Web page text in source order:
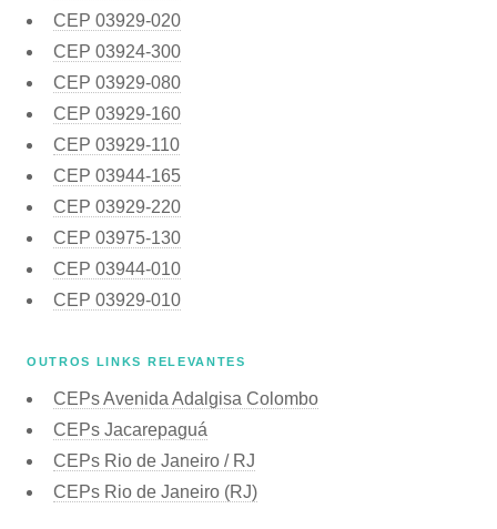
CEP 03929-020
CEP 03924-300
CEP 03929-080
CEP 03929-160
CEP 03929-110
CEP 03944-165
CEP 03929-220
CEP 03975-130
CEP 03944-010
CEP 03929-010
OUTROS LINKS RELEVANTES
CEPs Avenida Adalgisa Colombo
CEPs Jacarepaguá
CEPs Rio de Janeiro / RJ
CEPs Rio de Janeiro (RJ)